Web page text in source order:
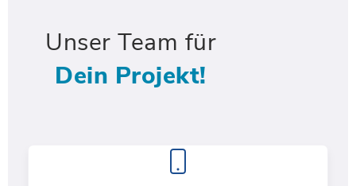
Unser Team für
Dein Projekt!